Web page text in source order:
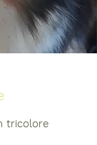
tricolore